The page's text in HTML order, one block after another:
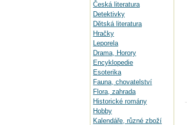
Česká literatura
Detektivky
Dětská literatura
Hračky
Leporela
Drama, Horory
Encyklopedie
Esoterika
Fauna, chovatelství
Flora, zahrada
Historické romány
Hobby
Kalendáře, různé zboží